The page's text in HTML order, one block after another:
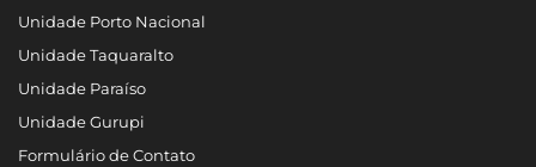
Unidade Porto Nacional
Unidade Taquaralto
Unidade Paraíso
Unidade Gurupi
Formulário de Contato